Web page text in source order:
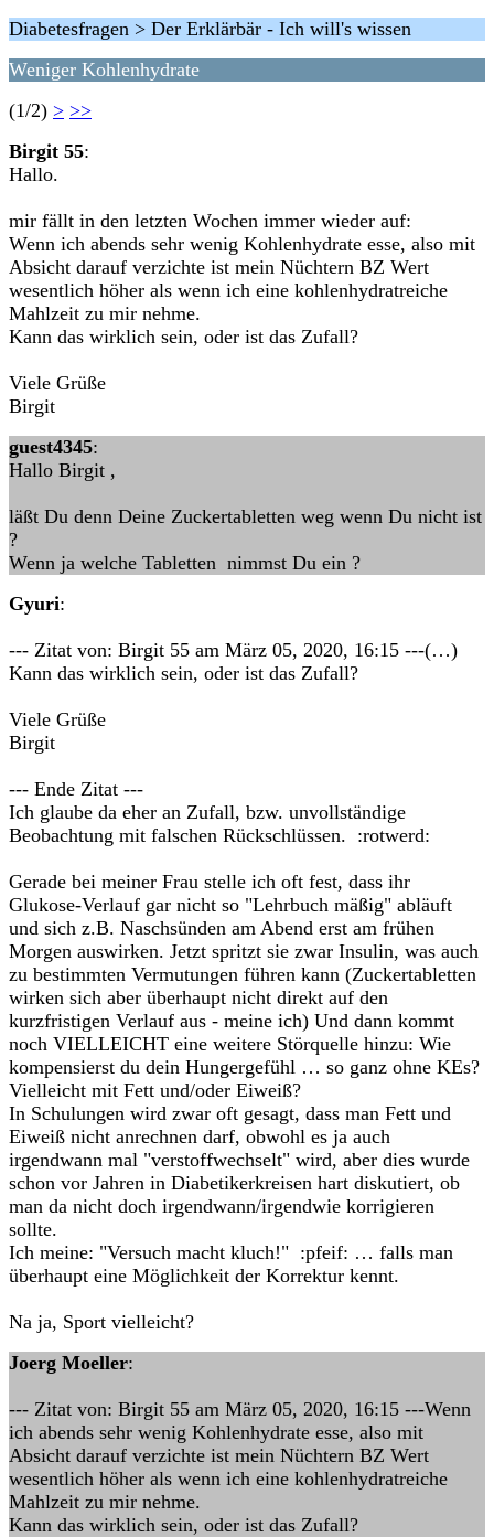
Diabetesfragen > Der Erklärbär - Ich will's wissen
Weniger Kohlenhydrate
(1/2) > >>
Birgit 55:
Hallo.
mir fällt in den letzten Wochen immer wieder auf:
Wenn ich abends sehr wenig Kohlenhydrate esse, also mit
Absicht darauf verzichte ist mein Nüchtern BZ Wert
wesentlich höher als wenn ich eine kohlenhydratreiche
Mahlzeit zu mir nehme.
Kann das wirklich sein, oder ist das Zufall?
Viele Grüße
Birgit
guest4345:
Hallo Birgit ,
läßt Du denn Deine Zuckertabletten weg wenn Du nicht ist
?
Wenn ja welche Tabletten nimmst Du ein ?
Gyuri:
--- Zitat von: Birgit 55 am März 05, 2020, 16:15 ---(…)
Kann das wirklich sein, oder ist das Zufall?
Viele Grüße
Birgit
--- Ende Zitat ---
Ich glaube da eher an Zufall, bzw. unvollständige
Beobachtung mit falschen Rückschlüssen. :rotwerd:
Gerade bei meiner Frau stelle ich oft fest, dass ihr
Glukose-Verlauf gar nicht so "Lehrbuch mäßig" abläuft
und sich z.B. Naschsünden am Abend erst am frühen
Morgen auswirken. Jetzt spritzt sie zwar Insulin, was auch
zu bestimmten Vermutungen führen kann (Zuckertabletten
wirken sich aber überhaupt nicht direkt auf den
kurzfristigen Verlauf aus - meine ich) Und dann kommt
noch VIELLEICHT eine weitere Störquelle hinzu: Wie
kompensierst du dein Hungergefühl … so ganz ohne KEs?
Vielleicht mit Fett und/oder Eiweiß?
In Schulungen wird zwar oft gesagt, dass man Fett und
Eiweiß nicht anrechnen darf, obwohl es ja auch
irgendwann mal "verstoffwechselt" wird, aber dies wurde
schon vor Jahren in Diabetikerkreisen hart diskutiert, ob
man da nicht doch irgendwann/irgendwie korrigieren
sollte.
Ich meine: "Versuch macht kluch!" :pfeif: … falls man
überhaupt eine Möglichkeit der Korrektur kennt.
Na ja, Sport vielleicht?
Joerg Moeller:
--- Zitat von: Birgit 55 am März 05, 2020, 16:15 ---Wenn
ich abends sehr wenig Kohlenhydrate esse, also mit
Absicht darauf verzichte ist mein Nüchtern BZ Wert
wesentlich höher als wenn ich eine kohlenhydratreiche
Mahlzeit zu mir nehme.
Kann das wirklich sein, oder ist das Zufall?